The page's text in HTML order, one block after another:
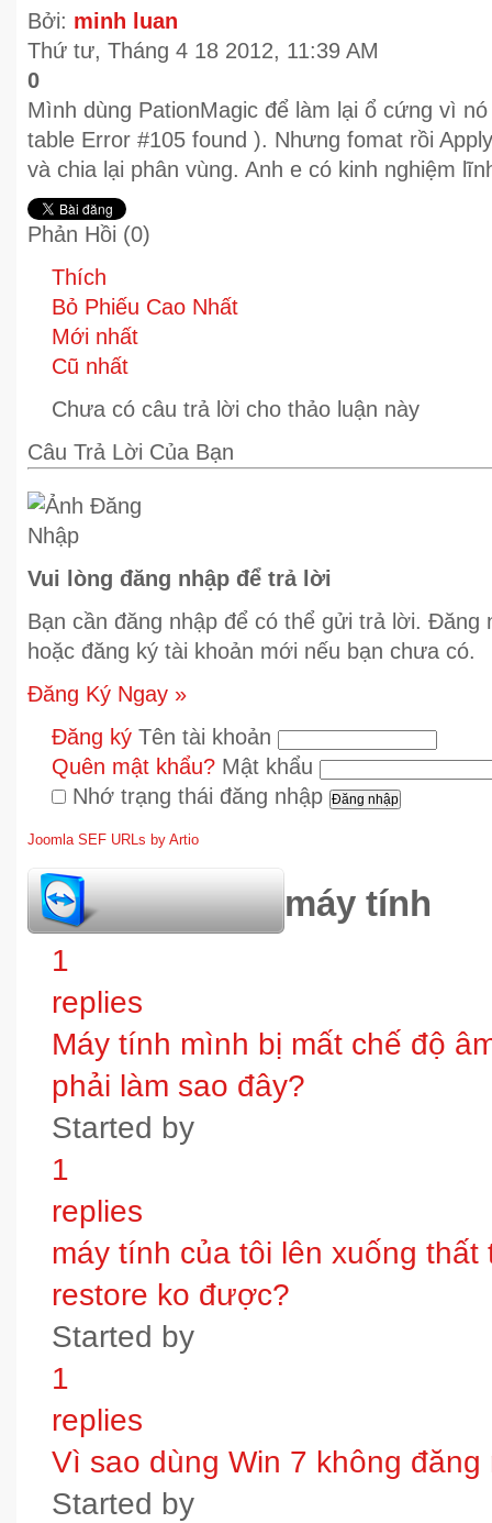
Bởi: minh luan
Thứ tư, Tháng 4 18 2012, 11:39 AM
0
Mình dùng PationMagic để làm lại ổ cứng vì
table Error #105 found ). Nhưng fomat rồi
và chia lại phân vùng. Anh e có kinh nghiệm
Phản Hồi (0)
Thích
Bỏ Phiếu Cao Nhất
Mới nhất
Cũ nhất
Chưa có câu trả lời cho thảo luận này
Câu Trả Lời Của Bạn
Vui lòng đăng nhập để trả lời
Bạn cần đăng nhập để có thể gửi trả lời. Đăng
hoặc đăng ký tài khoản mới nếu bạn chưa có.
Đăng Ký Ngay »
Đăng ký Tên tài khoản
Quên mật khẩu? Mật khẩu
Nhớ trạng thái đăng nhập
Joomla SEF URLs by Artio
hỏi đáp bảo trì máy tính
1
replies
Máy tính mình bị mất chế độ
phải làm sao đây?
Started by
1
replies
máy tính của tôi lên xuống
restore ko được?
Started by
1
replies
Vì sao dùng Win 7 không
Started by